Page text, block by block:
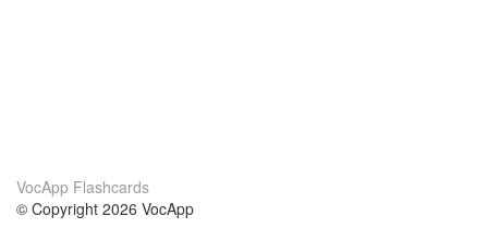
VocApp Flashcards
© Copyright 2026 VocApp